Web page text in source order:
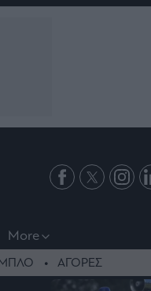
More
ΑΓΟΡΕΣ